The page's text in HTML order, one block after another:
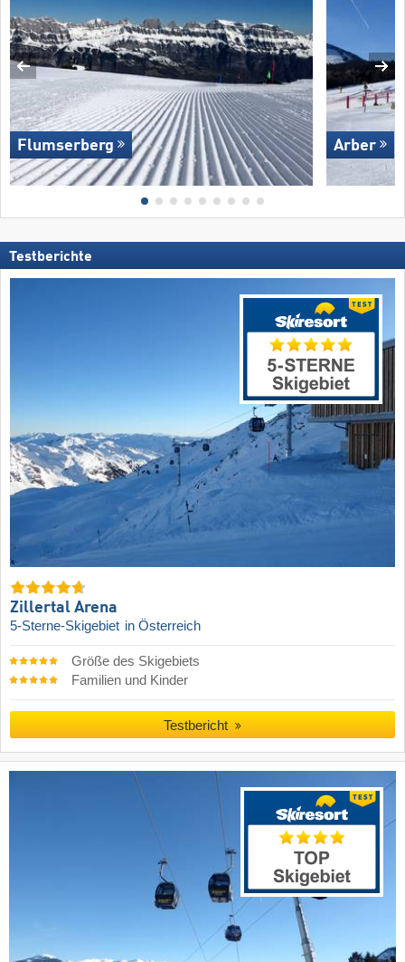
Flumserberg Arber
Testberichte
Zillertal Arena
5-Sterne-Skigebiet in Österreich
Größe des Skigebiets
Familien und Kinder
Testbericht